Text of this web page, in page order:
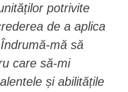
potrivite
de a aplica
mă să
care să-mi
și abilitățile